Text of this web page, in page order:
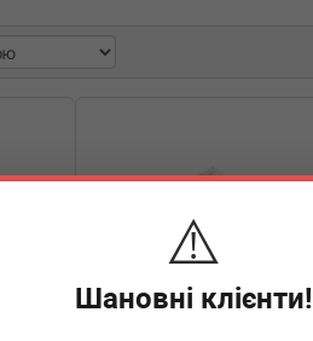
⚠️
Шановні клієнти!